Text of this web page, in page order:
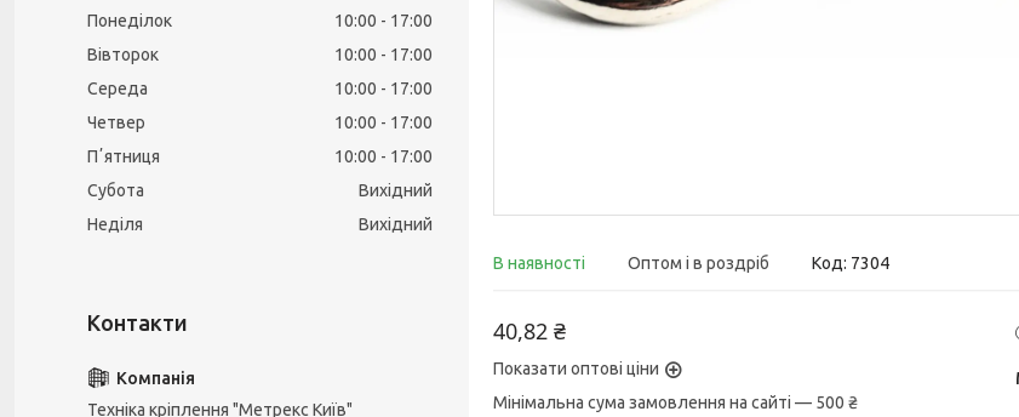
В наявності Оптом і в роздріб Код: 7304
40,82 ₴
Показати оптові ціни
Мінімальна сума замовлення на сайті — 500 ₴
Понеділок 10:00
17:00
Вівторок
10:00
17:00
Середа
10:00
17:00
Четвер
10:00
17:00
Пʼятниця
10:00
17:00
Субота
Вихідний
Неділя
Вихідний
Техніка кріплення "Метрекс Київ"